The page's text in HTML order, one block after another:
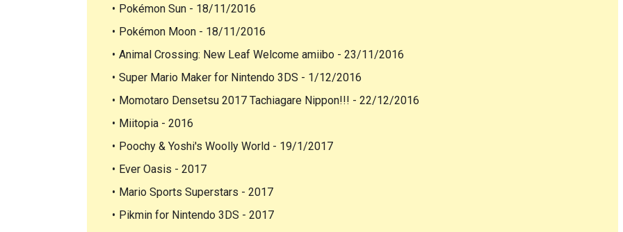
Pokémon Sun - 18/11/2016
Pokémon Moon - 18/11/2016
Animal Crossing: New Leaf Welcome amiibo - 23/11/2016
Super Mario Maker for Nintendo 3DS - 1/12/2016
Momotaro Densetsu 2017 Tachiagare Nippon!!! - 22/12/2016
Miitopia - 2016
Poochy & Yoshi's Woolly World - 19/1/2017
Ever Oasis - 2017
Mario Sports Superstars - 2017
Pikmin for Nintendo 3DS - 2017